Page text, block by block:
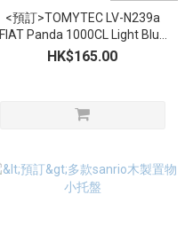
<預訂>TOMYTEC LV-N239a
FIAT Panda 1000CL Light Blue
迷你車
HK$165.00